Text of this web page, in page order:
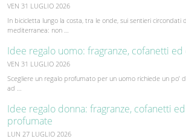
VEN 31 LUGLIO 2026
In bicicletta lungo la costa, tra le onde, sui sentieri circondati
mediterranea: non …
Idee regalo uomo: fragranze, cofanetti
VEN 31 LUGLIO 2026
Scegliere un regalo profumato per un uomo richiede un po’
ad …
Idee regalo donna: fragranze, cofanetti
profumate
LUN 27 LUGLIO 2026